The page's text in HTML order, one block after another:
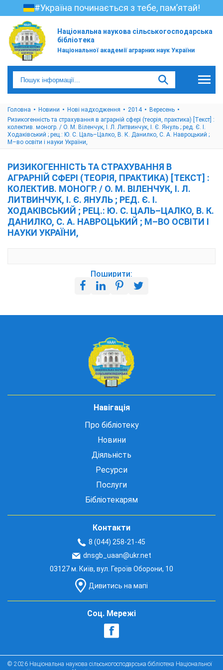
#Україна починається з тебе, пам’ятай!
Національна наукова сільськогосподарська
бібліотека
Національної академії аграрних наук України
Головна Новини Нові надходження 2014
Вересень
Ризикогенність та страхування в аграрній сфері (теорія, практика) [Текст] :
колектив. моногр. / О. М. Віленчук, І. Л. Литвинчук, І. Є. Януль ; ред. Є. І.
Ходаківський ; рец.: Ю. С. Цаль–Цалко, В. К. Данилко, С. А. Навроцький ;
М–во освіти і науки України,
РИЗИКОГЕННІСТЬ ТА СТРАХУВАННЯ В
АГРАРНІЙ СФЕРІ (ТЕОРІЯ, ПРАКТИКА) [ТЕКСТ] :
КОЛЕКТИВ. МОНОГР. / О. М. ВІЛЕНЧУК, І. Л.
ЛИТВИНЧУК, І. Є. ЯНУЛЬ ; РЕД. Є. І.
ХОДАКІВСЬКИЙ ; РЕЦ.: Ю. С. ЦАЛЬ–ЦАЛКО, В. К.
ДАНИЛКО, С. А. НАВРОЦЬКИЙ ; М–ВО ОСВІТИ І
НАУКИ УКРАЇНИ,
Поширити:
Навігація
Про бібліотеку
Новини
Діяльність
Ресурси
Послуги
Бібліотекарям
Контакти
8 (044) 258-21-45
dnsgb_uaan@ukr.net
03127 м. Київ, вул. Героїв Оборони, 10
Дивитись на мапі
Соц. Мережі
© 2026 Національна наукова сільськогосподарська бібліотека Національної